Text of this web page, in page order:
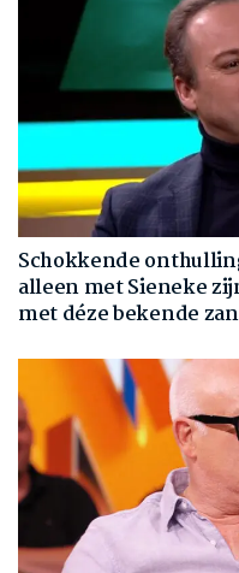
Schokkende
alleen met Sieneke
met déze bekende